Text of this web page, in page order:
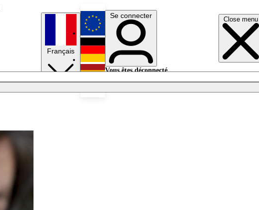
Close menu
Français
English
Deutsch
Se connecter
Vous êtes déconnecté.